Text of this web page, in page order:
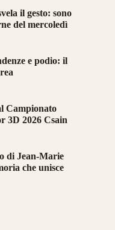
il gesto: sono
del mercoledì
e podio: il
Campionato
3D 2026 Csain
di Jean-Marie
che unisce